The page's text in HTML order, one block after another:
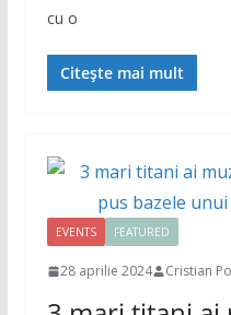
cu o
Citește mai mult
EVENTS FEATURED
28 aprilie 2024 Cristian